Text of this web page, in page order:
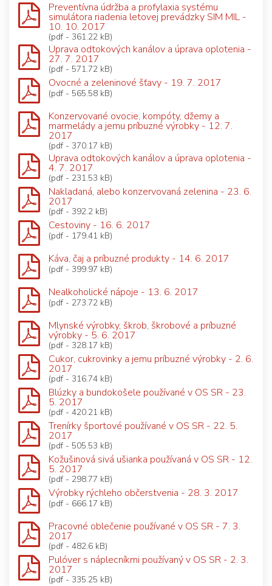
Preventívna údržba a profylaxia systému
simulátora riadenia letovej prevádzky SIM MIL -
10. 10. 2017
(pdf - 361.22 kB)
Úprava odtokových kanálov a úprava oplotenia -
27. 7. 2017
(pdf - 571.72 kB)
Ovocné a zeleninové šťavy - 19. 7. 2017
(pdf - 565.58 kB)
Konzervované ovocie, kompóty, džemy a
marmelády a jemu príbuzné výrobky - 12. 7.
2017
(pdf - 370.17 kB)
Úprava odtokových kanálov a úprava oplotenia -
4. 7. 2017
(pdf - 231.53 kB)
Nakladaná, alebo konzervovaná zelenina - 23. 6.
2017
(pdf - 392.2 kB)
Cestoviny - 16. 6. 2017
(pdf - 179.41 kB)
Káva, čaj a príbuzné produkty - 14. 6. 2017
(pdf - 399.97 kB)
Nealkoholické nápoje - 13. 6. 2017
(pdf - 273.72 kB)
Mlynské výrobky, škrob, škrobové a príbuzné
výrobky - 5. 6. 2017
(pdf - 328.17 kB)
Cukor, cukrovinky a jemu príbuzné výrobky - 2. 6.
2017
(pdf - 316.74 kB)
Blúzky a bundokošele používané v OS SR - 23.
5. 2017
(pdf - 420.21 kB)
Trenírky športové používané v OS SR - 22. 5.
2017
(pdf - 505.53 kB)
Kožušinová sivá ušianka používaná v OS SR - 12.
5. 2017
(pdf - 298.77 kB)
Výrobky rýchleho občerstvenia - 28. 3. 2017
(pdf - 666.17 kB)
Pracovné oblečenie používané v OS SR - 7. 3.
2017
(pdf - 482.6 kB)
Pulóver s náplecníkmi používaný v OS SR - 2. 3.
2017
(pdf - 335.25 kB)